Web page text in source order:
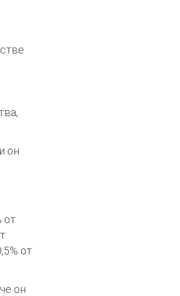
он
от
от
он